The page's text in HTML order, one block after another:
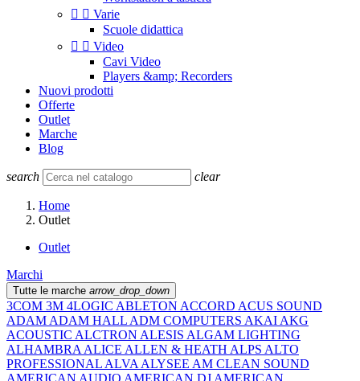
  Varie
Scuole didattica
  Video
Cavi Video
Players &amp; Recorders
Nuovi prodotti
Offerte
Outlet
Marche
Blog
search clear
Home
Outlet
Outlet
Marchi
Tutte le marche arrow_drop_down
3COM 3M 4LOGIC ABLETON ACCORD ACUS SOUND
ADAM ADAM HALL ADM COMPUTERS AKAI AKG
ACOUSTIC ALCTRON ALESIS ALGAM LIGHTING
ALHAMBRA ALICE ALLEN & HEATH ALPS ALTO
PROFESSIONAL ALVA ALYSEE AM CLEAN SOUND
AMERICAN AUDIO AMERICAN DJ AMERICAN